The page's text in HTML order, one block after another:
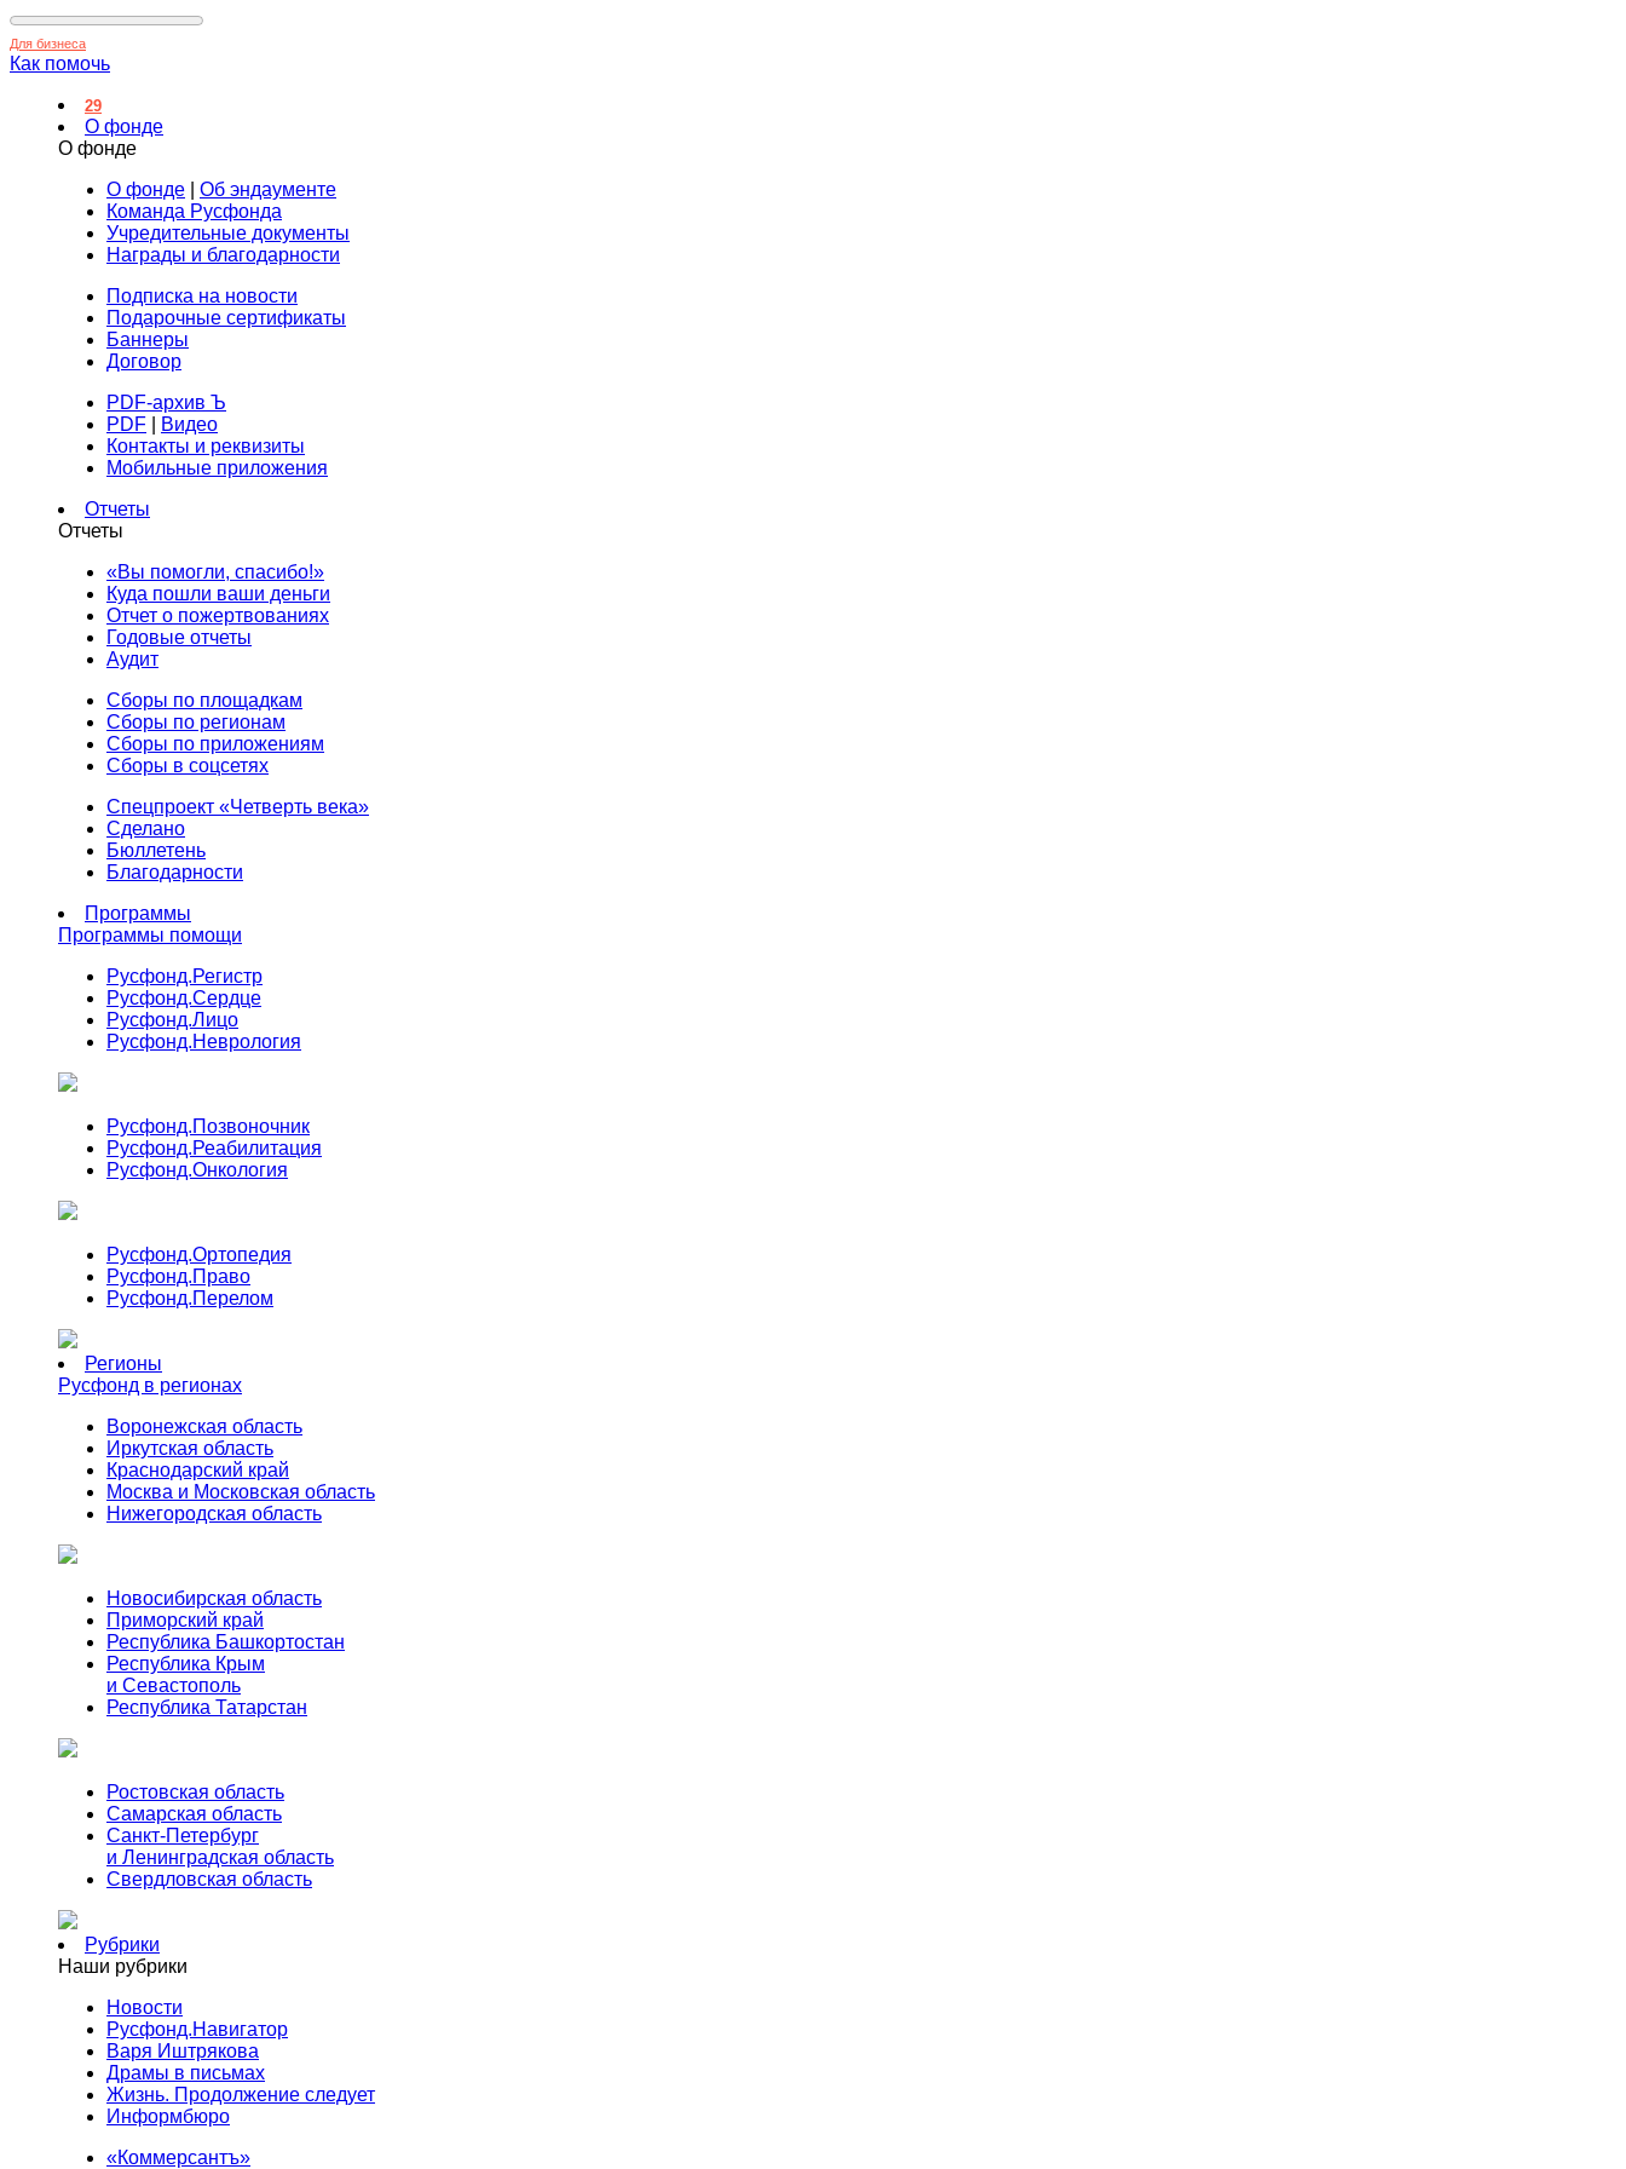
Для бизнеса
Как помочь
29
О фонде
О фонде
О фонде
Об эндаументе
Команда Русфонда
Учредительные документы
Награды и благодарности
Подписка на новости
Подарочные сертификаты
Баннеры
Договор
PDF-архив Ъ
PDF
Видео
Контакты и реквизиты
Мобильные приложения
Отчеты
Отчеты
«Вы помогли, спасибо!»
Куда пошли ваши деньги
Отчет о пожертвованиях
Годовые отчеты
Аудит
Сборы по площадкам
Сборы по регионам
Сборы по приложениям
Сборы в соцсетях
Спецпроект «Четверть века»
Сделано
Бюллетень
Благодарности
Программы
Программы помощи
Русфонд.Регистр
Русфонд.Сердце
Русфонд.Лицо
Русфонд.Неврология
Русфонд.Позвоночник
Русфонд.Реабилитация
Русфонд.Онкология
Русфонд.Ортопедия
Русфонд.Право
Русфонд.Перелом
Регионы
Русфонд в регионах
Воронежская область
Иркутская область
Краснодарский край
Москва и Московская область
Нижегородская область
Новосибирская область
Приморский край
Республика Башкортостан
Республика Крым
и Севастополь
Республика Татарстан
Ростовская область
Самарская область
Санкт-Петербург
и Ленинградская область
Свердловская область
Рубрики
Наши рубрики
Новости
Русфонд.Навигатор
Варя Иштрякова
Драмы в письмах
Жизнь. Продолжение следует
Информбюро
«Коммерсантъ»